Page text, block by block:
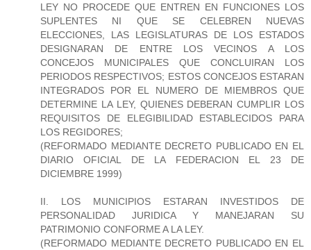
LEY NO PROCEDE QUE ENTREN EN FUNCIONES LOS
SUPLENTES NI QUE SE CELEBREN NUEVAS
ELECCIONES, LAS LEGISLATURAS DE LOS ESTADOS
DESIGNARAN DE ENTRE LOS VECINOS A LOS
CONCEJOS MUNICIPALES QUE CONCLUIRAN LOS
PERIODOS RESPECTIVOS; ESTOS CONCEJOS ESTARAN
INTEGRADOS POR EL NUMERO DE MIEMBROS QUE
DETERMINE LA LEY, QUIENES DEBERAN CUMPLIR LOS
REQUISITOS DE ELEGIBILIDAD ESTABLECIDOS PARA
LOS REGIDORES;
(REFORMADO MEDIANTE DECRETO PUBLICADO EN EL
DIARIO OFICIAL DE LA FEDERACION EL 23 DE
DICIEMBRE 1999)
II. LOS MUNICIPIOS ESTARAN INVESTIDOS DE
PERSONALIDAD JURIDICA Y MANEJARAN SU
PATRIMONIO CONFORME A LA LEY.
(REFORMADO MEDIANTE DECRETO PUBLICADO EN EL